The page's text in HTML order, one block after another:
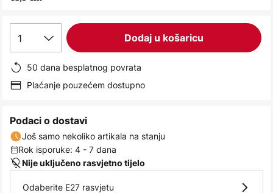
images
gallery
1 Dodaj u košaricu
50 dana besplatnog povrata
Plaćanje pouzećem dostupno
Podaci o dostavi
Još samo nekoliko artikala na stanju
Rok isporuke: 4 - 7 dana
Nije uključeno rasvjetno tijelo
Odaberite E27 rasvjetu